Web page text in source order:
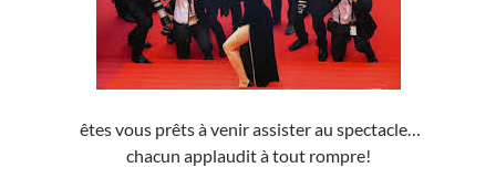
êtes vous prêts à venir assister au spectacle…
chacun applaudit à tout rompre!